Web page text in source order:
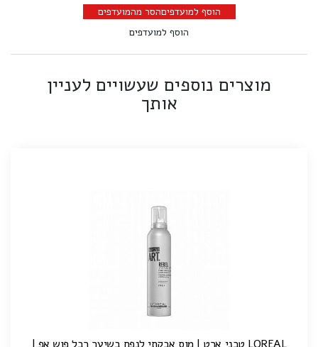
הוסף למועדפיםהסר מהמועדפים
הוסף למועדפים
מוצרים נוספים שעשויים לעניין
אותך